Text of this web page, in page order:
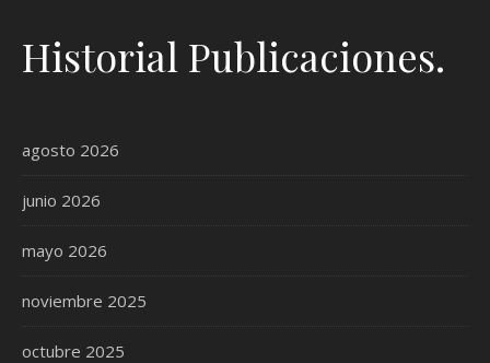
Historial Publicaciones.
agosto 2026
junio 2026
mayo 2026
noviembre 2025
octubre 2025